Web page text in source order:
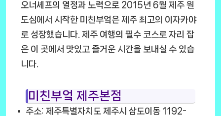
오너셰프의 열정과 노력으로 2015년 6월 제주 원
도심에서 시작한 미친부엌은 제주 최고의 이자카야
로 성장했습니다. 제주 여행의 필수 코스로 자리 잡
은 이 곳에서 맛있고 즐거운 시간을 보내실 수 있습
니다.
미친부엌 제주본점
주소: 제주특별자치도 제주시 삼도이동 1192-